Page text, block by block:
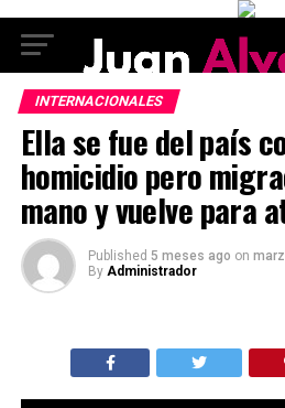
INTERNACIONALES
Ella se fue del país
homicidio pero
mano y vuelve para
Published 5 meses ago on
By Administrador